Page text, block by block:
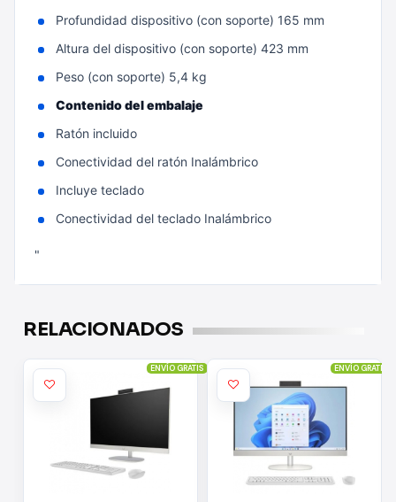
Profundidad dispositivo (con soporte) 165 mm
Altura del dispositivo (con soporte) 423 mm
Peso (con soporte) 5,4 kg
Contenido del embalaje
Ratón incluido
Conectividad del ratón Inalámbrico
Incluye teclado
Conectividad del teclado Inalámbrico
"
RELACIONADOS
ENVÍO GRATIS ENVÍO GRATIS